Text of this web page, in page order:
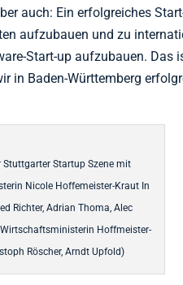
auch: Ein erfolgreiches
aufzubauen und zu
Start-up aufzubauen. Das
in Baden-Württemberg
Stuttgarter Startup Szene mit
Nicole Hoffemeister-Kraut In
Richter, Adrian Thoma, Alec
Wirtschaftsministerin Hoffmeister-
Röscher, Arndt Upfold)